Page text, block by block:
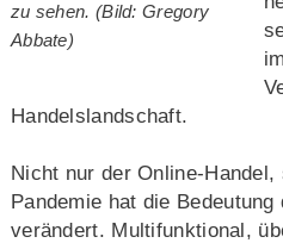
zu sehen. (Bild: Gregory
Abbate)
Handelslandschaft.
Nicht nur der Online-Handel,
Pandemie hat die
verändert. Multifunktional,